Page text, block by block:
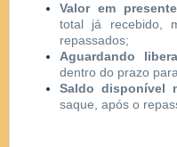
Valor em
total já recebido,
repassados;
Aguardando
dentro do prazo
Saldo disponível
saque, após o